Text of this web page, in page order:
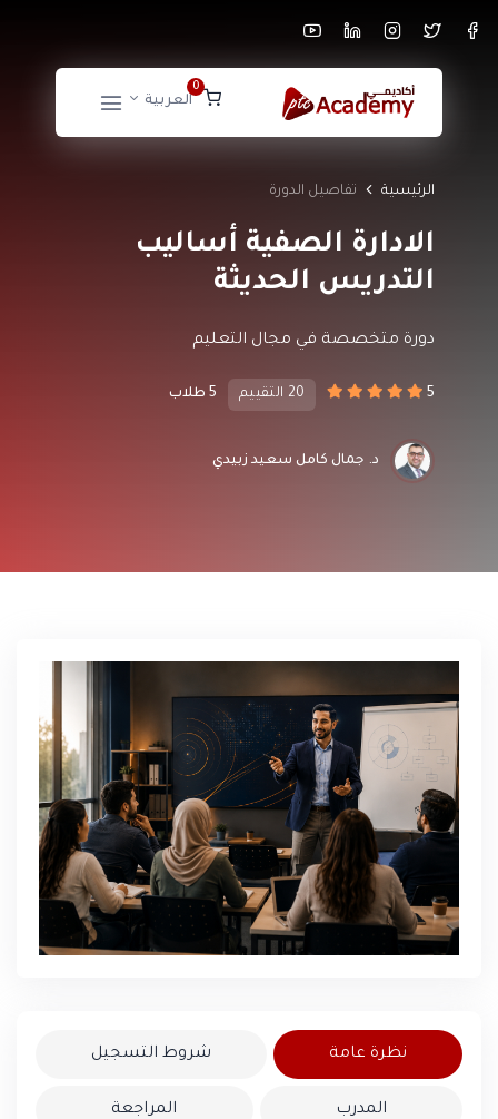
0
العربية
الرئيسية تفاصيل الدورة
الادارة الصفية أساليب
التدريس الحديثة
دورة متخصصة في مجال التعليم
5 20 التقييم 5 طلاب
د. جمال كامل سعيد زبيدي
نظرة عامة شروط التسجيل
المدرب المراجعة